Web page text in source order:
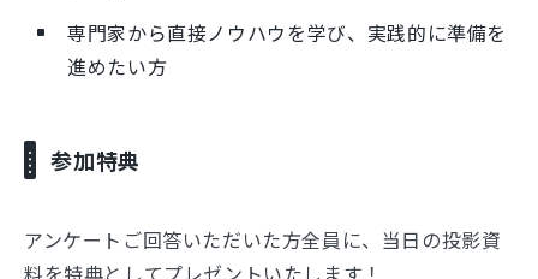
専門家から直接ノウハウを学び、実践的に準備を
進めたい方
参加特典
アンケートご回答いただいた方全員に、当日の投影資
料を特典としてプレゼントいたします！